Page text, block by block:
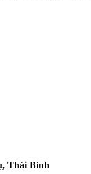
Thái Bình